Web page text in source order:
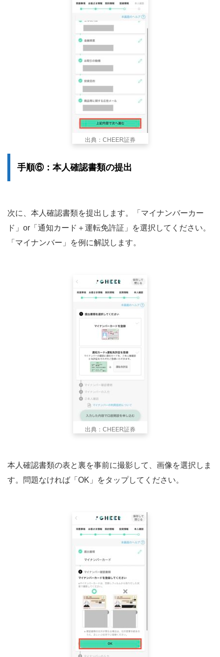
出典：CHEER証券
手順⑥：本人確認書類の提出
次に、本人確認書類を提出します。「マイナンバーカー
ド」or「通知カード＋運転免許証」を選択してください。
「マイナンバー」を例に解説します。
出典：CHEER証券
本人確認書類の表と裏を事前に撮影して、画像を選択しま
す。問題なければ「OK」をタップしてください。